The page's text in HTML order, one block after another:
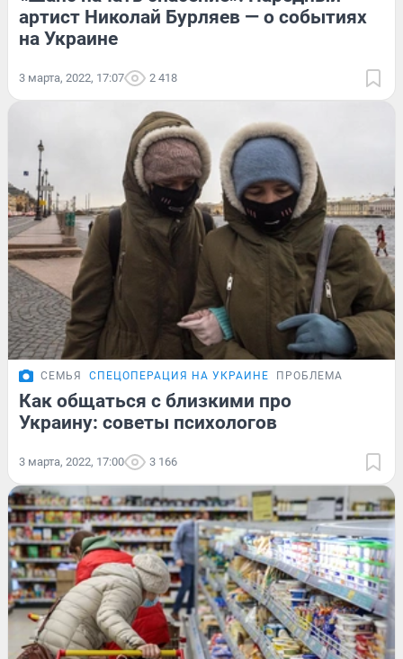
артист Николай Бурляев — о событиях
на Украине
3 марта, 2022, 17:07 2 418
СЕМЬЯ СПЕЦОПЕРАЦИЯ НА УКРАИНЕ ПРОБЛЕМА
Как общаться с близкими про
Украину: советы психологов
3 марта, 2022, 17:00 3 166